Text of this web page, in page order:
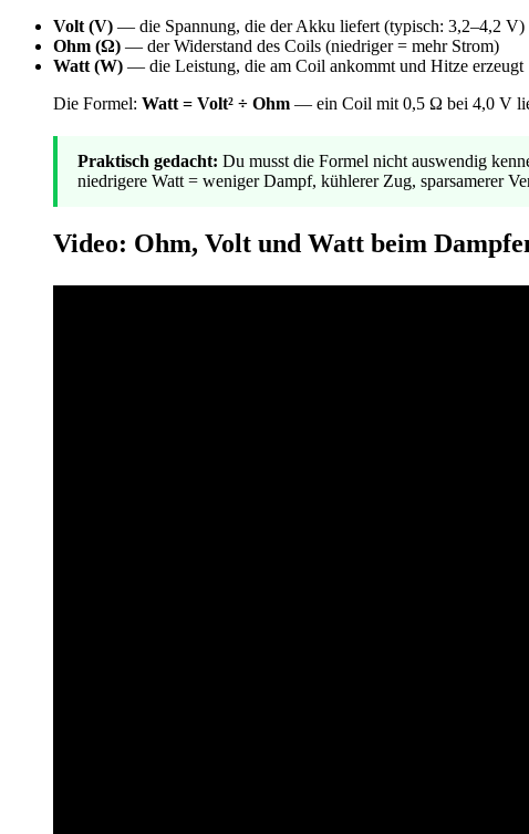
Volt (V) — die Spannung, die der Akku liefert (typisch: 3,2–4,2 V)
Ohm (Ω) — der Widerstand des Coils (niedriger = mehr Strom)
Watt (W) — die Leistung, die am Coil ankommt und Hitze erzeugt
Die Formel: Watt = Volt² ÷ Ohm — ein Coil mit 0,5 Ω bei 4,0 V
Praktisch gedacht: Du musst die Formel nicht auswendig
niedrigere Watt = weniger Dampf, kühlerer Zug, sparsamerer
Video: Ohm, Volt und Watt beim